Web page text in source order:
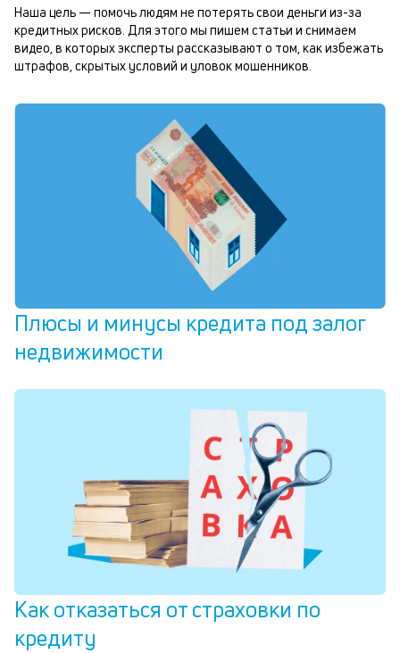
Наша цель — помочь людям не потерять свои деньги из-за
кредитных рисков. Для этого мы пишем статьи и снимаем
видео, в которых эксперты рассказывают о том, как избежать
штрафов, скрытых условий и уловок мошенников.
Плюсы и минусы кредита под залог
недвижимости
Как отказаться от страховки по
кредиту